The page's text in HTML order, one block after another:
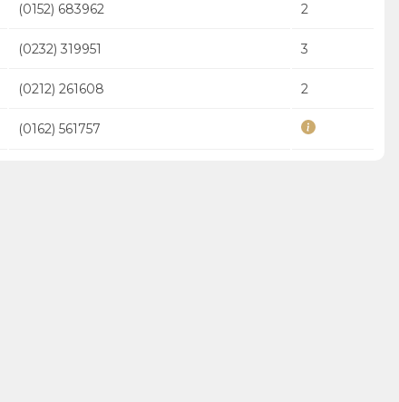
(0152) 683962 2
(0232) 319951 3
(0212) 261608 2
(0162) 561757